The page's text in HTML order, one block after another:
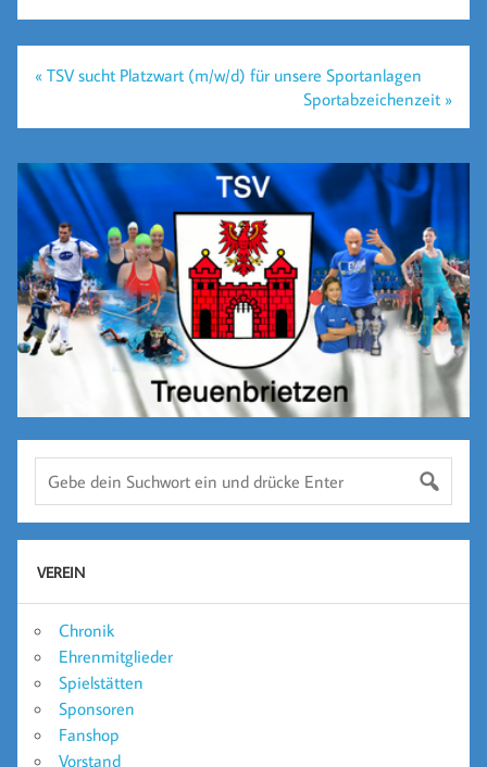
Beitragsnavigation
« TSV sucht Platzwart (m/w/d) für unsere Sportanlagen
Sportabzeichenzeit »
VEREIN
Chronik
Ehrenmitglieder
Spielstätten
Sponsoren
Fanshop
Vorstand